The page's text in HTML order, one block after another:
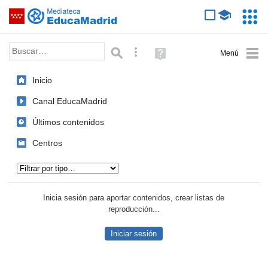
Saltar navegación
Palabra o frase: Búsqueda avanzada
Ayuda
(en
Inicio
Canal EducaMadrid
Últimos contenidos
Centros
Inicia sesión para aportar contenidos, crear listas de
reproducción...
Iniciar sesión